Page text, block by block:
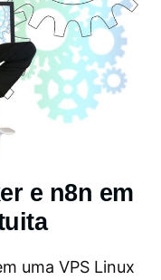
e n8n em
uma VPS Linux